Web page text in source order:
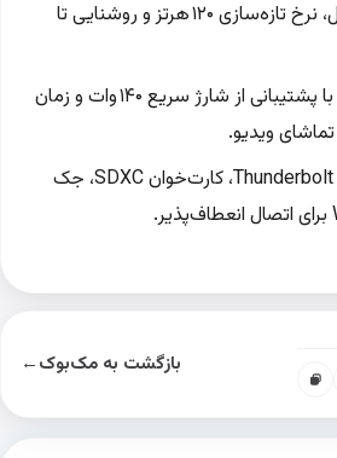
۳۴۵۶×۲۲۳۴ پیکسل، نرخ تازه‌سازی ۱۲۰ هرتز و روشنایی تا
باتری ۱۰۰ وات‌ساعتی با پشتیبانی از شارژ سریع ۱۴۰ وات و زمان
پورت‌های Thunderbolt 5، HDMI، کارت‌خوان SDXC، جک
بازگشت به مک‌بوک←